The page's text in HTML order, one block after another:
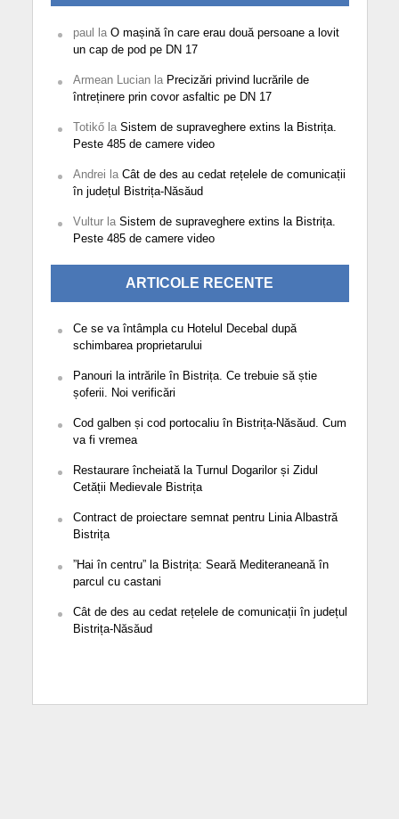
paul la O mașină în care erau două persoane a lovit
un cap de pod pe DN 17
Armean Lucianla Precizări privind lucrările de
întreținere prin covor asfaltic pe DN 17
Totikőla Sistem de supraveghere extins la Bistrița.
Peste 485 de camere video
Andrei la Cât de des au cedat rețelele de comunicații
în județul Bistrița-Năsăud
Vulturla Sistem de supraveghere extins la Bistrița.
Peste 485 de camere video
ARTICOLE RECENTE
Ce se va întâmpla cu Hotelul Decebal după
schimbarea proprietarului
Panouri la intrările în Bistrița. Ce trebuie să știe
șoferii. Noi verificări
Cod galben și cod portocaliu în Bistrița-Năsăud. Cum
va fi vremea
Restaurare încheiată la Turnul Dogarilor și Zidul
Cetății Medievale Bistrița
Contract de proiectare semnat pentru Linia Albastră
Bistrița
”Hai în centru” la Bistrița: Seară Mediteraneană în
parcul cu castani
Cât de des au cedat rețelele de comunicații în județul
Bistrița-Năsăud